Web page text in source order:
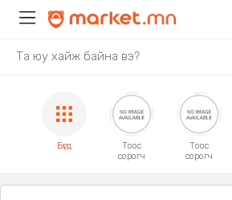
Бүгд
Тоос
сорогч
Тоос
сорогч